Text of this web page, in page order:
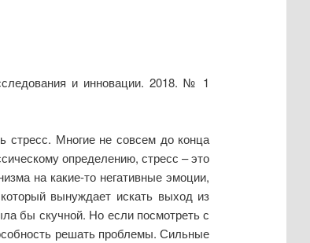
и инновации. 2018. № 1
стресс. Многие не совсем до конца
определению, стресс – это
на какие-то негативные эмоции,
вынуждает искать выход из
бы скучной. Но если посмотреть с
решать проблемы. Сильные